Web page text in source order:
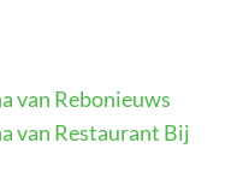
van Rebonieuws
van Restaurant Bij